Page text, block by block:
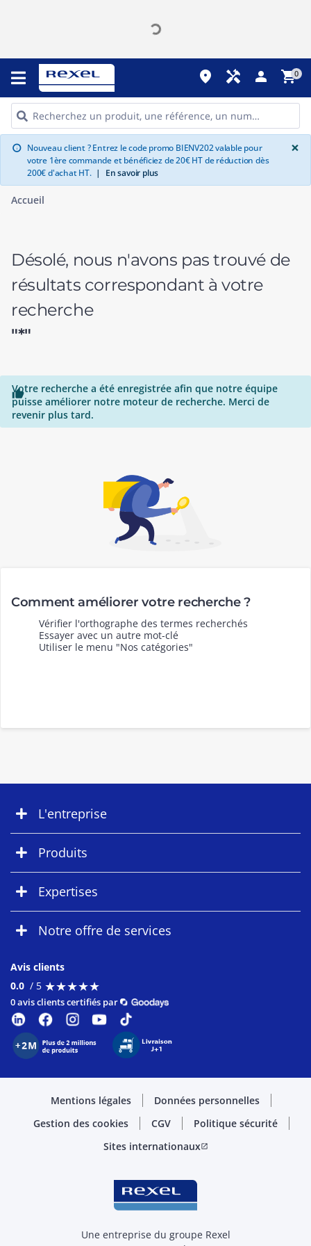
place handyman person shopping_cart0
info Nouveau client ? Entrez le code promo BIENV202 valable pour
votre 1ère commande et bénéficiez de 20€ HT de réduction dès
200€ d'achat HT. | En savoir plus
×
Accueil
Désolé, nous n'avons pas trouvé de
résultats correspondant à votre
recherche
"*"

Votre recherche a été enregistrée afin que notre équipe
puisse améliorer notre moteur de recherche. Merci de
revenir plus tard.
Comment améliorer votre recherche ?
Vérifier l'orthographe des termes recherchés
Essayer avec un autre mot-clé
Utiliser le menu "Nos catégories"
L'entreprise
Produits
Expertises
Notre offre de services
Avis clients
0.0 / 5 ★★★★★
★★★★★
0 avis clients certifiés par
Mentions légales
Données personnelles
Gestion des cookies
CGV
Politique sécurité
Sites internationauxopen_in_new
Une entreprise du groupe Rexel